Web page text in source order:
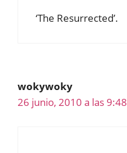
‘The Resurrected’.
wokywoky
26 junio, 2010 a las 9:48